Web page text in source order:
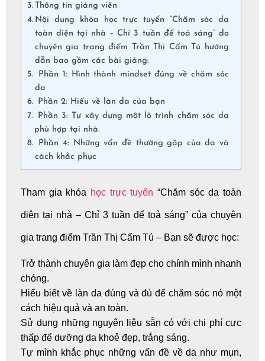
Thông tin giảng viên
Nội dung khóa học trực tuyến “Chăm sóc da
toàn diện tại nhà – Chỉ 3 tuần để toả sáng” do
chuyên gia trang điểm Trần Thị Cẩm Tú hướng
dẫn bao gồm các bài giảng:
Phần 1: Hình thành mindset đúng về chăm sóc
da
Phần 2: Hiểu về làn da của bạn
Phần 3: Tự xây dựng một lộ trình chăm sóc da
phù hợp tại nhà.
Phần 4: Những vấn đề thường gặp của da và
cách khắc phục
Tham gia khóa học trực tuyến “Chăm sóc da toàn
diện tại nhà – Chỉ 3 tuần để toả sáng” của chuyên
gia trang điểm Trần Thị Cẩm Tú – Bạn sẽ được học:
Trở thành chuyên gia làm đẹp cho chính mình nhanh
chóng.
Hiểu biết về làn da đúng và đủ để chăm sóc nó một
cách hiệu quả và an toàn.
Sử dụng những nguyên liệu sẵn có với chi phí cực
thấp để dưỡng da khoẻ đẹp, trắng sáng.
Tự mình khắc phục những vấn đềvề da như mụn,